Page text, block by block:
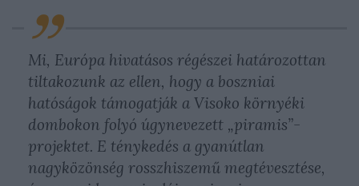
Mi, Európa hivatásos régészei határozottan
tiltakozunk az ellen, hogy a boszniai
hatóságok támogatják a Visoko környéki
dombokon folyó úgynevezett „piramis”-
projektet. E ténykedés a gyanútlan
nagyközönség rosszhiszemű megtévesztése,